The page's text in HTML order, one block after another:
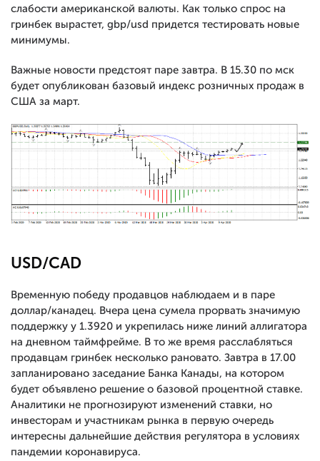
слабости американской валюты. Как только спрос на
гринбек вырастет, gbp/usd придется тестировать новые
минимумы.
Важные новости предстоят паре завтра. В 15.30 по мск
будет опубликован базовый индекс розничных продаж в
США за март.
USD/CAD
Временную победу продавцов наблюдаем и в паре
доллар/канадец. Вчера цена сумела прорвать значимую
поддержку у 1.3920 и укрепилась ниже линий аллигатора
на дневном таймфрейме. В то же время расслабляться
продавцам гринбек несколько рановато. Завтра в 17.00
запланировано заседание Банка Канады, на котором
будет объявлено решение о базовой процентной ставке.
Аналитики не прогнозируют изменений ставки, но
инвесторам и участникам рынка в первую очередь
интересны дальнейшие действия регулятора в условиях
пандемии коронавируса.